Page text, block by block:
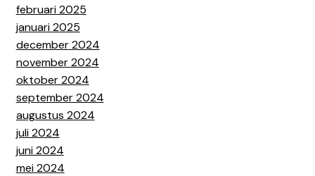
februari 2025
januari 2025
december 2024
november 2024
oktober 2024
september 2024
augustus 2024
juli 2024
juni 2024
mei 2024